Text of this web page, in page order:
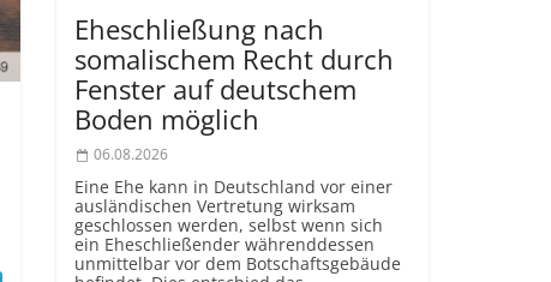
Eheschließung nach
somalischem Recht durch
Fenster auf deutschem
Boden möglich
06.08.2026
Eine Ehe kann in Deutschland vor einer
ausländischen Vertretung wirksam
geschlossen werden, selbst wenn sich
ein Eheschließender währenddessen
unmittelbar vor dem Botschaftsgebäude